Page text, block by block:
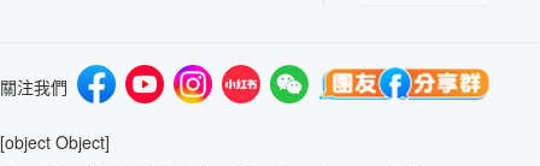
關注我們
[object Object]